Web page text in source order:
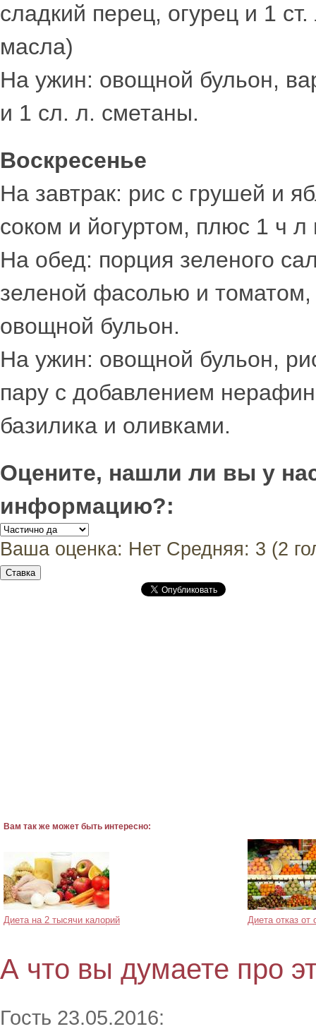
сладкий перец, огурец и 1
масла)
На ужин: овощной бульон,
и 1 сл. л. сметаны.
Воскресенье
На завтрак: рис с грушей и
соком и йогуртом, плюс 1 ч л
На обед: порция зеленого
зеленой фасолью и
овощной бульон.
На ужин: овощной бульон,
пару с добавлением
базилика и оливками.
Оцените, нашли ли вы у
информацию?:
Ваша оценка: Нет Средняя: 3 (2
Вам так же может быть интересно:
Диета на 2 тысячи калорий Диета отказ от
А что вы думаете про
Гость 23.05.2016: